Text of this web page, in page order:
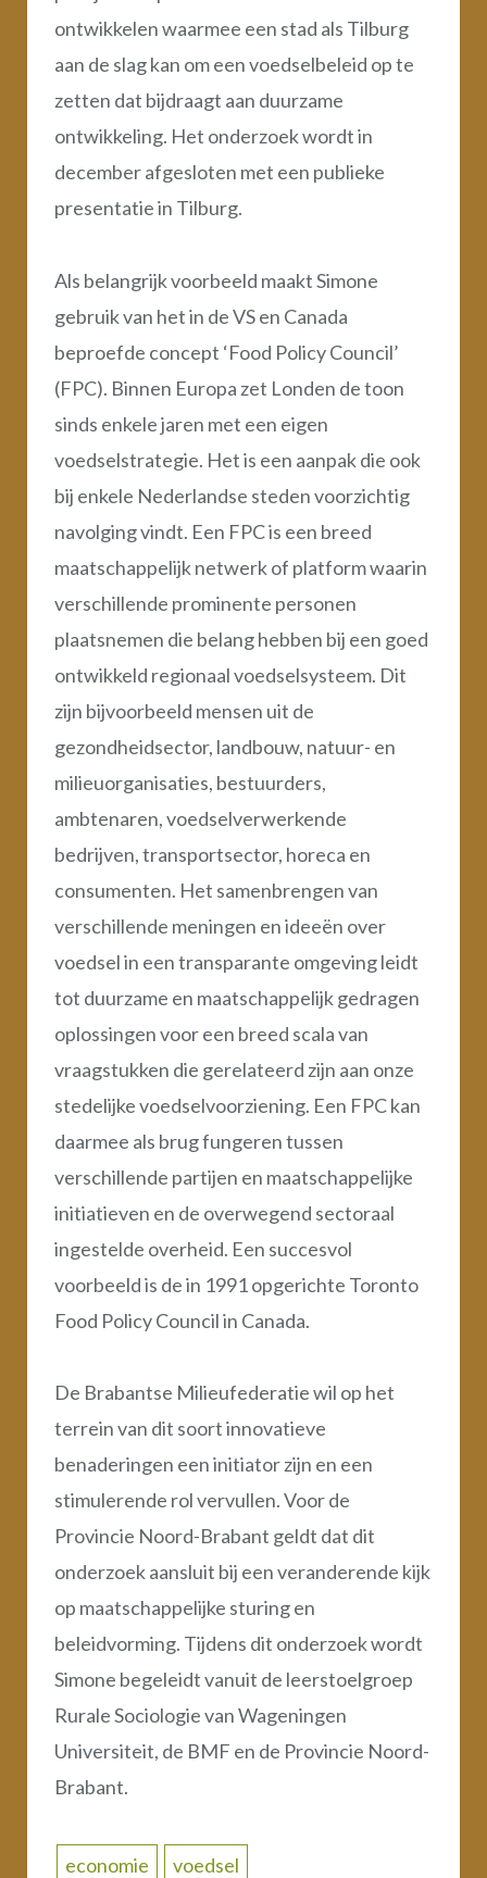
ontwikkelen waarmee een stad als Tilburg
aan de slag kan om een voedselbeleid op te
zetten dat bijdraagt aan duurzame
ontwikkeling. Het onderzoek wordt in
december afgesloten met een publieke
presentatie in Tilburg.
Als belangrijk voorbeeld maakt Simone
gebruik van het in de VS en Canada
beproefde concept ‘Food Policy Council’
(FPC). Binnen Europa zet Londen de toon
sinds enkele jaren met een eigen
voedselstrategie. Het is een aanpak die ook
bij enkele Nederlandse steden voorzichtig
navolging vindt. Een FPC is een breed
maatschappelijk netwerk of platform waarin
verschillende prominente personen
plaatsnemen die belang hebben bij een goed
ontwikkeld regionaal voedselsysteem. Dit
zijn bijvoorbeeld mensen uit de
gezondheidsector, landbouw, natuur- en
milieuorganisaties, bestuurders,
ambtenaren, voedselverwerkende
bedrijven, transportsector, horeca en
consumenten. Het samenbrengen van
verschillende meningen en ideeën over
voedsel in een transparante omgeving leidt
tot duurzame en maatschappelijk gedragen
oplossingen voor een breed scala van
vraagstukken die gerelateerd zijn aan onze
stedelijke voedselvoorziening. Een FPC kan
daarmee als brug fungeren tussen
verschillende partijen en maatschappelijke
initiatieven en de overwegend sectoraal
ingestelde overheid. Een succesvol
voorbeeld is de in 1991 opgerichte Toronto
Food Policy Council in Canada.
De Brabantse Milieufederatie wil op het
terrein van dit soort innovatieve
benaderingen een initiator zijn en een
stimulerende rol vervullen. Voor de
Provincie Noord-Brabant geldt dat dit
onderzoek aansluit bij een veranderende kijk
op maatschappelijke sturing en
beleidvorming. Tijdens dit onderzoek wordt
Simone begeleidt vanuit de leerstoelgroep
Rurale Sociologie van Wageningen
Universiteit, de BMF en de Provincie Noord-
Brabant.
economie
voedsel